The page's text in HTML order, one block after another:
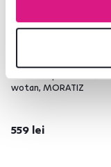
wotan, MORATIZ
559 lei